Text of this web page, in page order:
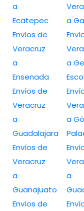
a
Ecatepec
Envíos de
Veracruz
a
Ensenada
Envíos de
Veracruz
a
Guadalajara
Envíos de
Veracruz
a
Guanajuato
Envíos de
a
a
a
a